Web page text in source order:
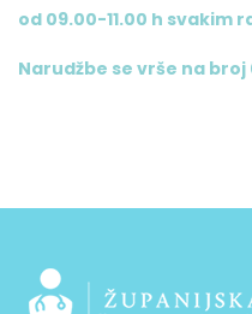
od 09.00-11.00 h svakim
Narudžbe se vrše na